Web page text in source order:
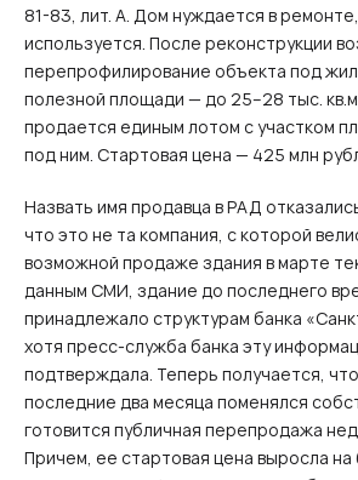
81-83, лит. А. Дом нуждается в
используется. После реконструкции
перепрофилирование объекта под
полезной площади — до 25–28 тыс.
продается единым лотом с участком
под ним. Стартовая цена — 425 млн
Назвать имя продавца в РАД
что это не та компания, с которой
возможной продаже здания в марте
данным СМИ, здание до последнего
принадлежало структурам банка
хотя пресс-служба банка эту
подтверждала. Теперь получается, что
последние два месяца поменялся
готовится публичная перепродажа
Причем, ее стартовая цена выросла на